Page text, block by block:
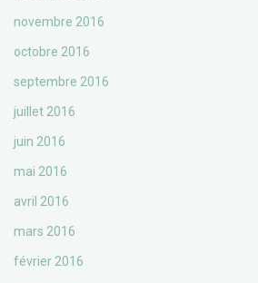
novembre 2016
octobre 2016
septembre 2016
juillet 2016
juin 2016
mai 2016
avril 2016
mars 2016
février 2016